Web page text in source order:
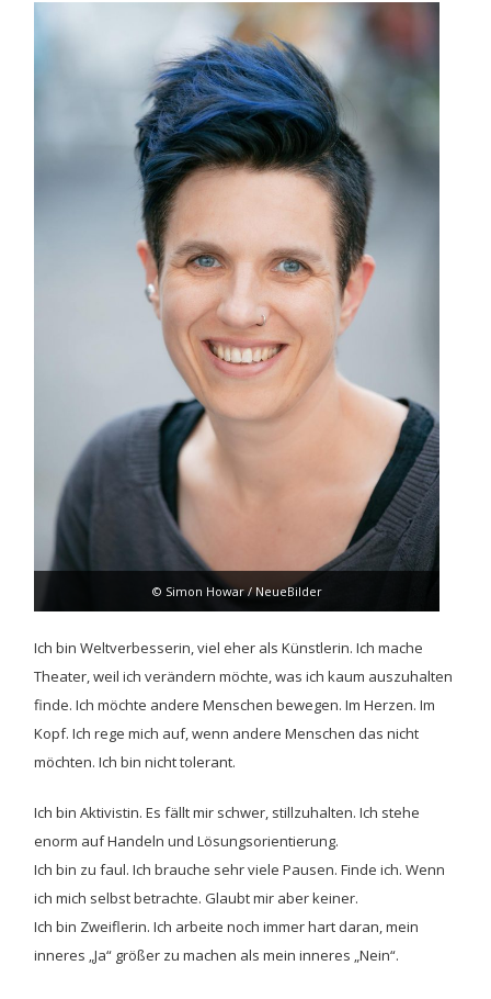
© Simon Howar / NeueBilder
Ich bin Weltverbesserin, viel eher als Künstlerin. Ich mache
Theater, weil ich verändern möchte, was ich kaum auszuhalten
finde. Ich möchte andere Menschen bewegen. Im Herzen. Im
Kopf. Ich rege mich auf, wenn andere Menschen das nicht
möchten. Ich bin nicht tolerant.
Ich bin Aktivistin. Es fällt mir schwer, stillzuhalten. Ich stehe
enorm auf Handeln und Lösungsorientierung.
Ich bin zu faul. Ich brauche sehr viele Pausen. Finde ich. Wenn
ich mich selbst betrachte. Glaubt mir aber keiner.
Ich bin Zweiflerin. Ich arbeite noch immer hart daran, mein
inneres „Ja“ größer zu machen als mein inneres „Nein“.